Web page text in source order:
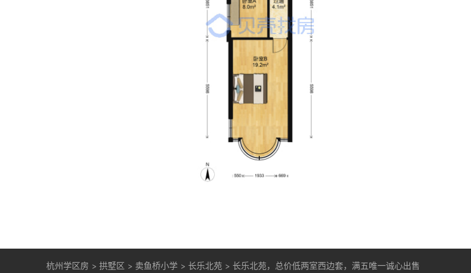
杭州学区房 > 拱墅区 > 卖鱼桥小学 > 长乐北苑 > 长乐北苑，总价低两室西边套，满五唯一诚心出售